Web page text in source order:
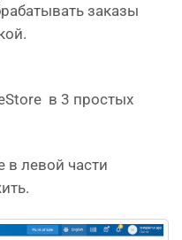
заказы
в 3 простых
в левой части